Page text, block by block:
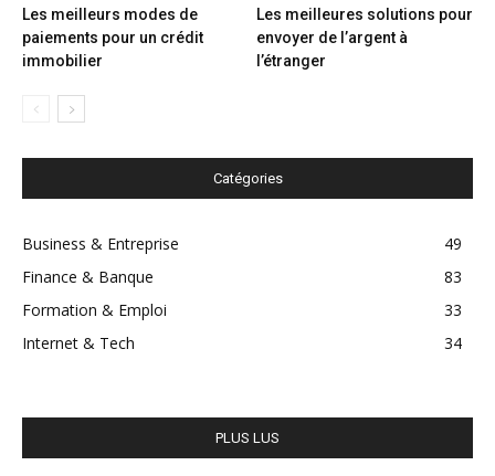
Les meilleurs modes de
paiements pour un crédit
immobilier
Les meilleures solutions pour
envoyer de l’argent à
l’étranger
Catégories
Business & Entreprise
49
Finance & Banque
83
Formation & Emploi
33
Internet & Tech
34
PLUS LUS